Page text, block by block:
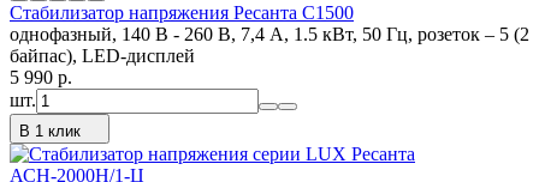
Стабилизатор напряжения Ресанта С1500
однофазный, 140 В - 260 В, 7,4 А, 1.5 кВт, 50 Гц, розеток – 5 (2
байпас), LED-дисплей
5 990 p.
шт.
В 1 клик